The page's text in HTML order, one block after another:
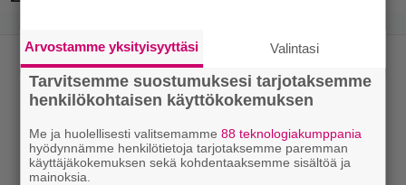
Arvostamme yksityisyyttäsi Valintasi
Tarvitsemme suostumuksesi tarjotaksemme
henkilökohtaisen käyttökokemuksen
Me ja huolellisesti valitsemamme88 teknologiakumppania
hyödynnämme henkilötietoja tarjotaksemme paremman
käyttäjäkokemuksen sekä kohdentaaksemme sisältöä ja
mainoksia.